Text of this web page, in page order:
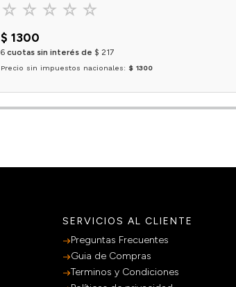
☆ ☆ ☆ ☆ ☆
$ 1300
6 cuotas sin interés de $ 217
Precio sin impuestos nacionales: $ 1300
SERVICIOS AL CLIENTE
Preguntas Frecuentes
Guia de Compras
Terminos y Condiciones